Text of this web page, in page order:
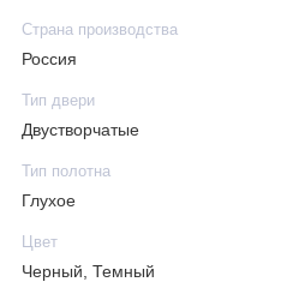
Страна производства
Россия
Тип двери
Двустворчатые
Тип полотна
Глухое
Цвет
Черный, Темный